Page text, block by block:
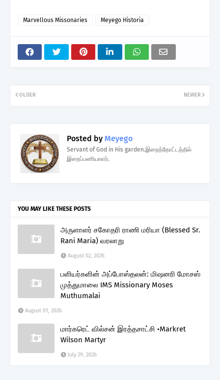
Marvellous Missonaries Meyego Historia
NEWER
OLDER
Posted by Meyego
Servant of God in His garden.இறைத்தோட்டத்தில்
இறைப்பணியாளர்.
YOU MAY LIKE THESE POSTS
அருளாளர் சகோதரி ராணி மரியா (Blessed Sr.
Rani Maria) வரலாறு
August 02, 2026
பளியர்களின் அப்போஸ்தலன்: மிஷனரி மோசஸ்
முத்துமாலை IMS Missionary Moses
Muthumalai
August 01, 2026
மார்கரெட் வில்சன் இரத்தசாட்சி •Markret
Wilson Martyr
July 29, 2026